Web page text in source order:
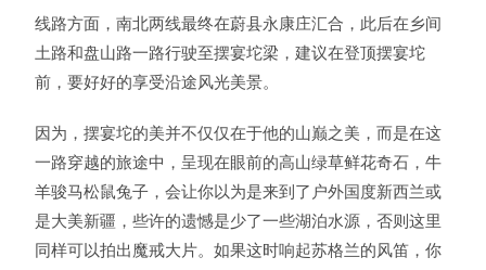
线路方面，南北两线最终在蔚县永康庄汇合，此后在乡间
土路和盘山路一路行驶至摆宴坨梁，建议在登顶摆宴坨
前，要好好的享受沿途风光美景。
因为，摆宴坨的美并不仅仅在于他的山巅之美，而是在这
一路穿越的旅途中，呈现在眼前的高山绿草鲜花奇石，牛
羊骏马松鼠兔子，会让你以为是来到了户外国度新西兰或
是大美新疆，些许的遗憾是少了一些湖泊水源，否则这里
同样可以拍出魔戒大片。如果这时响起苏格兰的风笛，你